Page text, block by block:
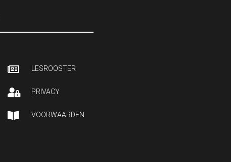
 LESROOSTER
 PRIVACY
 VOORWAARDEN